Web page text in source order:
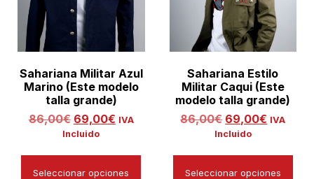
Sahariana Militar Azul
Marino (Este modelo
talla grande)
86,00€ 69,00€ IVA
Incluido
Seleccionar opciones
Sahariana Estilo
Militar Caqui (Este
modelo talla grande)
86,00€ 69,00€ IVA
Incluido
Seleccionar opciones